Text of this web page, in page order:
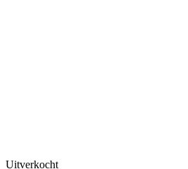
Uitverkocht